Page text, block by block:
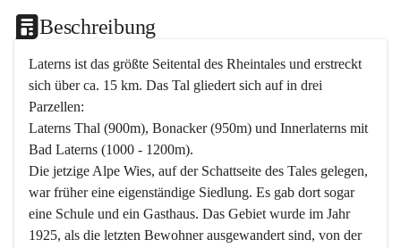
Beschreibung
Laterns ist das größte Seitental des Rheintales und erstreckt
sich über ca. 15 km. Das Tal gliedert sich auf in drei
Parzellen:
Laterns Thal (900m), Bonacker (950m) und Innerlaterns mit
Bad Laterns (1000 - 1200m).
Die jetzige Alpe Wies, auf der Schattseite des Tales gelegen,
war früher eine eigenständige Siedlung. Es gab dort sogar
eine Schule und ein Gasthaus. Das Gebiet wurde im Jahr
1925, als die letzten Bewohner ausgewandert sind, von der